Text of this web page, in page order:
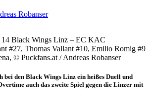
Robanser
Black Wings Linz – EC KAC
#27, Thomas Vallant #10, Emilio Romig #9
© Puckfans.at / Andreas Robanser
bei den Black Wings Linz ein heißes Duell und
auch das zweite Spiel gegen die Linzer mit